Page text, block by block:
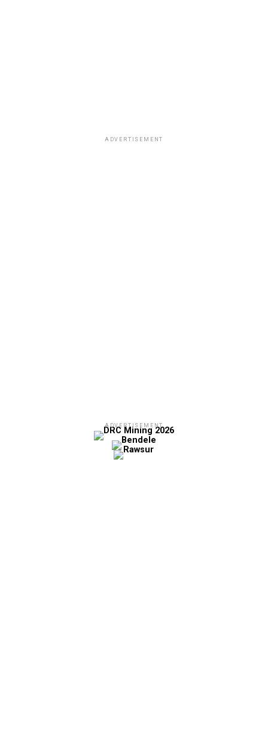
ADVERTISEMENT
ADVERTISEMENT